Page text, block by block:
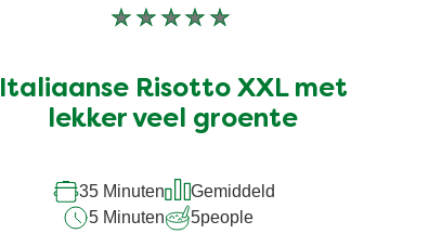
Geen
ingediend
voor
Italiaanse Risotto XXL met
lekker veel groente
35 Minuten
Gemiddeld
5 Minuten
5people